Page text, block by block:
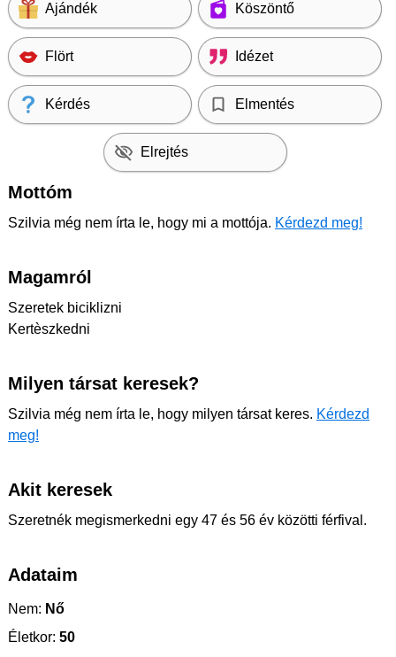
Ajándék Köszöntő
Flört Idézet
Kérdés Elmentés
Elrejtés
Mottóm
Szilvia még nem írta le, hogy mi a mottója. Kérdezd meg!
Magamról
Szeretek biciklizni
Kertèszkedni
Milyen társat keresek?
Szilvia még nem írta le, hogy milyen társat keres. Kérdezd
meg!
Akit keresek
Szeretnék megismerkedni egy 47 és 56 év közötti férfival.
Adataim
Nem: Nő
Életkor: 50